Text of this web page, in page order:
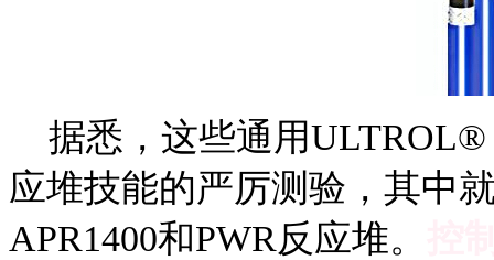
据悉，这些通用ULTROL®
应堆技能的严厉测验，其中
APR1400和PWR反应堆。